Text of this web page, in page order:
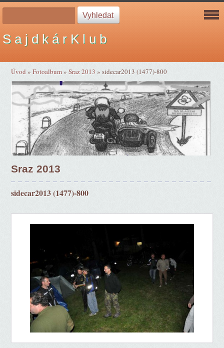
S a j d k á r K l u b
Úvod »Fotoalbum»Sraz 2013 »sidecar2013 (1477)-800
Sraz 2013
sidecar2013 (1477)-800